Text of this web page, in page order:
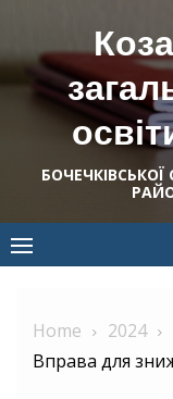
content
Home 2024
Вправа для